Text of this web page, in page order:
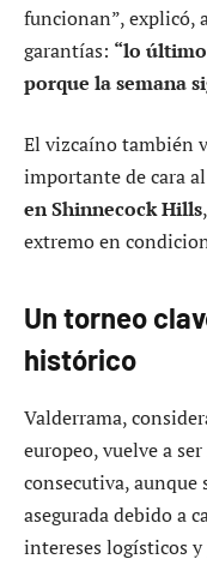
funcionan”, explicó,
garantías: “lo último
porque la semana
El vizcaíno también
importante de cara
en Shinnecock Hills
extremo en
Un torneo
histórico
Valderrama,
europeo, vuelve a
consecutiva,
asegurada debido a
intereses logísticos